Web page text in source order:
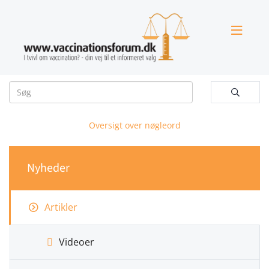


Oversigt over nøgleord
Nyheder
Artikler
Videoer